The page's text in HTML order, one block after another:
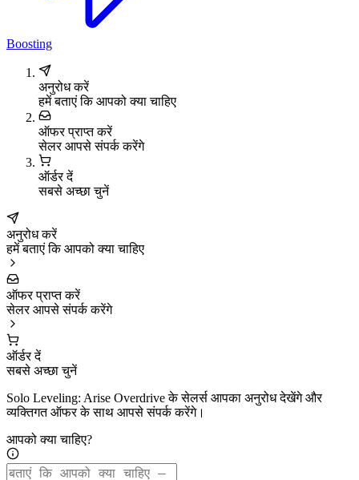
Boosting
अनुरोध करें
हमें बताएं कि आपको क्या चाहिए
ऑफर प्राप्त करें
सेलर आपसे संपर्क करेंगे
ऑर्डर दें
सबसे अच्छा चुनें
अनुरोध करें
हमें बताएं कि आपको क्या चाहिए
ऑफर प्राप्त करें
सेलर आपसे संपर्क करेंगे
ऑर्डर दें
सबसे अच्छा चुनें
Solo Leveling: Arise Overdrive के सेलर्स आपका अनुरोध देखेंगे और
व्यक्तिगत ऑफर के साथ आपसे संपर्क करेंगे।
आपको क्या चाहिए?